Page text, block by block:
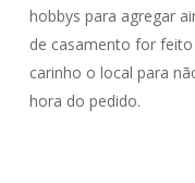
hobbys para agregar
de casamento for
carinho o local para
hora do pedido.